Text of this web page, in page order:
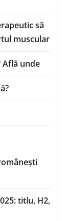
să
muscular
Află unde
titlu, H2,